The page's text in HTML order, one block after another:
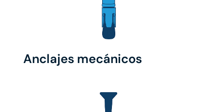
Anclajes mecánicos